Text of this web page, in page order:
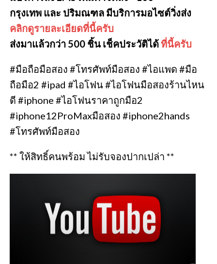
กรุงเทพ และ ปริมณฑล มีบริการมอไซต์วิ่งส่ง
คลิกดูรายละเอียดที่นี้ครับ
ส่งมาแล้วกว่า 500 ชิ้น เช็คประวัติได้ที่นี้ครับ
#มือถือมือสอง #โทรศัพท์มือสอง #ไอแพด #มือ
ถือมือ2 #ipad #ไอโฟน #ไอโฟนมือสองร้านไหน
ดี #iphone #ไอโฟนราคาถูกมือ2
#iphone12ProMaxมือสอง #iphone2hands
#โทรศัพท์มือสอง
** ให้สิทธิ์คนพร้อม ไม่รับจองปากเปล่า **